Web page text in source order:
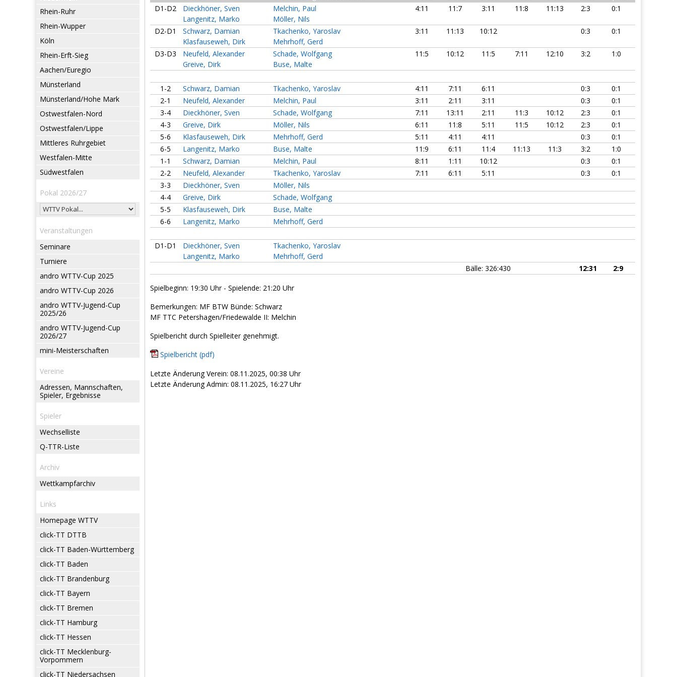
Rhein-Ruhr
Rhein-Wupper
Köln
Rhein-Erft-Sieg
Aachen/Euregio
Münsterland
Münsterland/Hohe Mark
Ostwestfalen-Nord
Ostwestfalen/Lippe
Mittleres Ruhrgebiet
Westfalen-Mitte
Südwestfalen
Pokal 2026/27
Veranstaltungen
Seminare
Turniere
andro WTTV-Cup 2025
andro WTTV-Cup 2026
andro WTTV-Jugend-Cup
2025/26
andro WTTV-Jugend-Cup
2026/27
mini-Meisterschaften
Vereine
Adressen, Mannschaften,
Spieler, Ergebnisse
Spieler
Wechselliste
Q-TTR-Liste
Archiv
Wettkampfarchiv
Links
Homepage WTTV
click-TT DTTB
click-TT Baden-Württemberg
click-TT Baden
click-TT Brandenburg
click-TT Bayern
click-TT Bremen
click-TT Hamburg
click-TT Hessen
click-TT Mecklenburg-
Vorpommern
click-TT Niedersachsen
D1-D2
Dieckhöner, Sven
Langenitz, Marko
Melchin, Paul
Möller, Nils
4:11 11:7 3:11 11:8 11:13 2:3 0:1
D2-D1
Schwarz, Damian
Klasfauseweh, Dirk
Tkachenko, Yaroslav
Mehrhoff, Gerd
3:11 11:13 10:12 0:3 0:1
D3-D3
Neufeld, Alexander
Greive, Dirk
Schade, Wolfgang
Buse, Malte
11:5 10:12 11:5 7:11 12:10 3:2 1:0
1-2 Schwarz, Damian Tkachenko, Yaroslav 4:11 7:11 6:11 0:3
0:1
2-1
Neufeld, Alexander Melchin, Paul 3:11 2:11 3:11 0:3
0:1
3-4
Dieckhöner, Sven Schade, Wolfgang 7:11 13:11 2:11 11:3 10:12 2:3
0:1
4-3
Greive, Dirk Möller, Nils 6:11 11:8 5:11 11:5 10:12 2:3
0:1
5-6
Klasfauseweh, Dirk Mehrhoff, Gerd 5:11 4:11 4:11 0:3
0:1
6-5
Langenitz, Marko Buse, Malte 11:9 6:11 11:4 11:13 11:3 3:2
1:0
1-1
Schwarz, Damian Melchin, Paul 8:11 1:11 10:12 0:3
0:1
2-2
Neufeld, Alexander Tkachenko, Yaroslav 7:11 6:11 5:11 0:3
0:1
3-3
Dieckhöner, Sven
Möller, Nils
4-4
Greive, Dirk
Schade, Wolfgang
5-5
Klasfauseweh, Dirk
Buse, Malte
6-6
Langenitz, Marko Mehrhoff, Gerd
D1-D1
Dieckhöner, Sven
Langenitz, Marko
Tkachenko, Yaroslav
Mehrhoff, Gerd
Bälle: 326:430
12:31 2:9
Spielbeginn: 19:30 Uhr - Spielende: 21:20 Uhr
Bemerkungen: MF BTW Bünde: Schwarz
MF TTC Petershagen/Friedewalde II: Melchin
Spielbericht durch Spielleiter genehmigt.
Spielbericht (pdf)
Letzte Änderung Verein: 08.11.2025, 00:38 Uhr
Letzte Änderung Admin: 08.11.2025, 16:27 Uhr